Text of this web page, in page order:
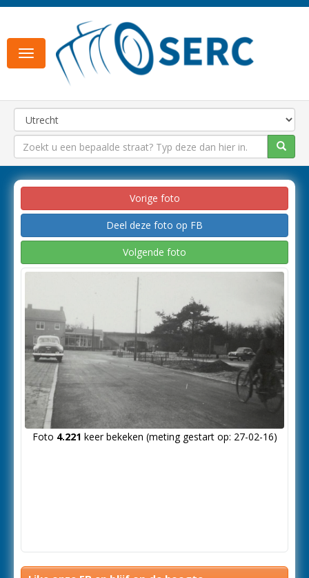
Toggle
navigation
Vorige foto
Deel deze foto op FB
Volgende foto
Foto 4.221 keer bekeken (meting gestart op: 27-02-16)